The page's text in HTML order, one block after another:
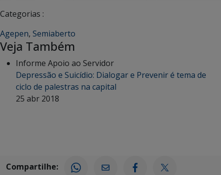
Categorias :
Agepen, Semiaberto
Veja Também
Informe Apoio ao Servidor
Depressão e Suicídio: Dialogar e Prevenir é tema de
ciclo de palestras na capital
25 abr 2018
Compartilhe: